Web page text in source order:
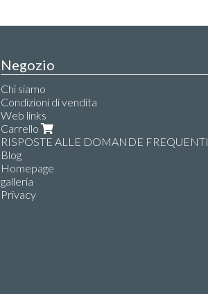
Negozio
Chi siamo
Condizioni di vendita
Web links
Carrello
RISPOSTE ALLE DOMANDE FREQUENTI
Blog
Homepage
galleria
Privacy